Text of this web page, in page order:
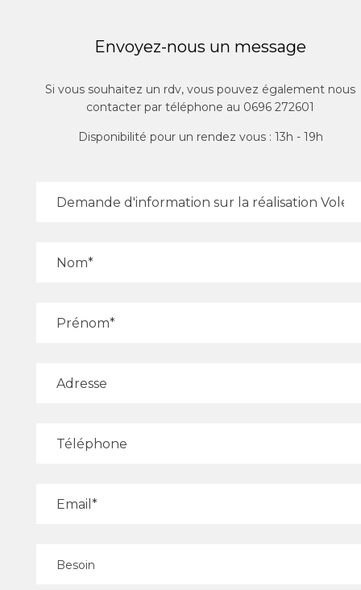
Envoyez-nous un message
Si vous souhaitez un rdv, vous pouvez également nous
contacter par téléphone au 0696 272601
Disponibilité pour un rendez vous : 13h - 19h